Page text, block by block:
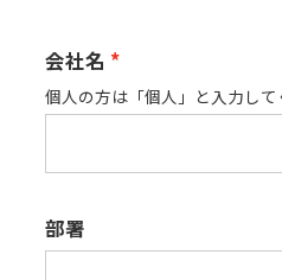
会社名
個人の方は「個人」と入力して
部署